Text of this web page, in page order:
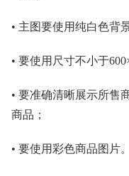
• 主图要使用纯白色背
• 要使用尺寸不小于
• 要准确清晰展示所售
商品；
• 要使用彩色商品图片。